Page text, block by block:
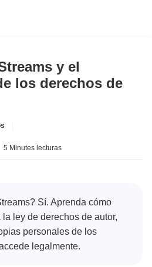
y el
los derechos de
5 Minutes lecturas
Sí. Aprenda cómo
ley de derechos de autor,
personales de los
legalmente.